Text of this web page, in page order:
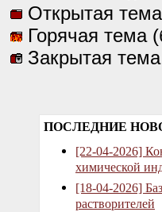
Открытая тема
Горячая тема
Закрытая тема
ПОСЛЕДНИЕ
[22-04-2026]
химической
[18-04-2026]
растворителей